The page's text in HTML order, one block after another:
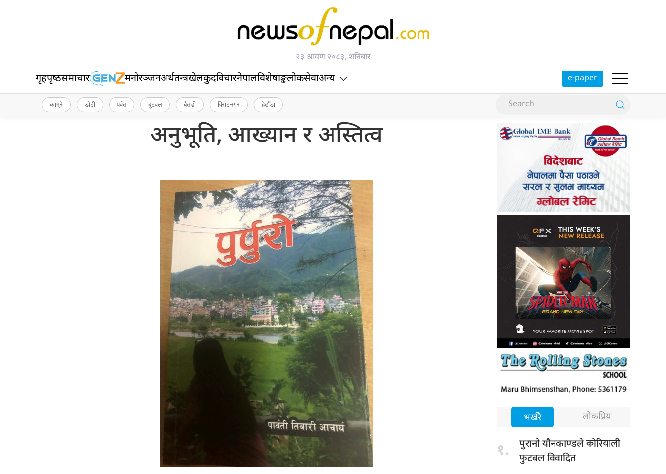
२३ श्रावण २०८३, शनिबार
गृहपृष्‍ठसमाचार मनोरञ्जनअर्थतन्त्रखेलकुदविचारनेपालविशेषाङ्कलोकसेवाअन्य e-paper
काभ्रे डोटी पर्वत बुटवल बैतडी विराटनगर हेटौँडा
अनुभूति, आख्यान र अस्तित्व
भर्खरै लोकप्रिय
१. पुरानो यौनकाण्डलेकोरियाली
फुटबल विवादित